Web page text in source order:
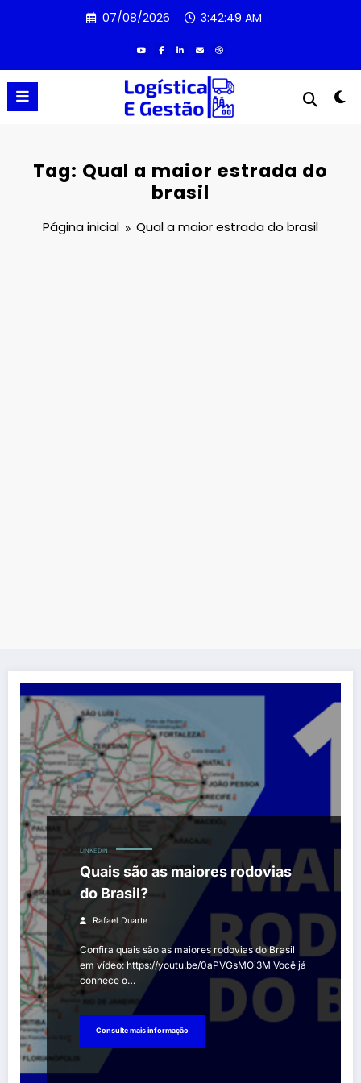
07/08/2026 3:42:50 AM
Tag: Qual a maior estrada do
brasil
Página inicial Qual a maior estrada do brasil
LINKEDIN
Quais são as maiores rodovias
do Brasil?
Rafael Duarte
Confira quais são as maiores rodovias do Brasil
em vídeo: https://youtu.be/0aPVGsMOi3M Você já
conhece o…
Consulte mais informação